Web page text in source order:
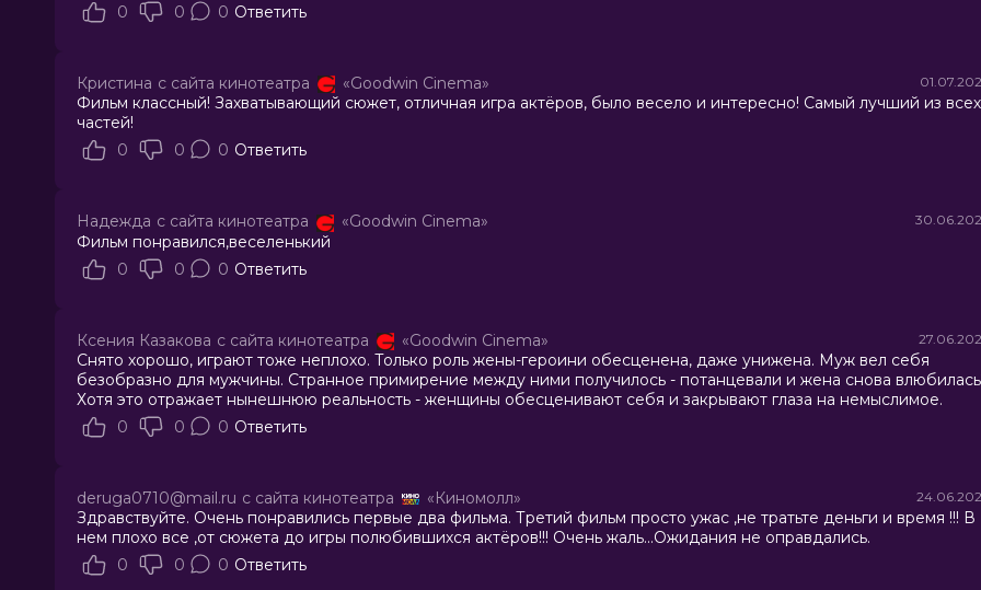
0
0 0 Ответить
Кристина с сайта кинотеатра «Goodwin Cinema»
Фильм классный! Захватывающий сюжет, отличная игра актёров, было весело и интересно! Самый лучший из всех
частей!
0
0 0 Ответить
Надежда с сайта кинотеатра «Goodwin Cinema»
Фильм понравился,веселенький
0
0 0 Ответить
Ксения Казакова с сайта кинотеатра «Goodwin Cinema»
Снято хорошо, играют тоже неплохо. Только роль жены-героини обесценена, даже унижена. Муж вел себя
безобразно для мужчины. Странное примирение между ними получилось - потанцевали и жена снова
Хотя это отражает нынешнюю реальность - женщины обесценивают себя и закрывают глаза на немыслимое.
0
0 0 Ответить
deruga0710@mail.ru с сайта кинотеатра «Киномолл»
Здравствуйте. Очень понравились первые два фильма. Третий фильм просто ужас ,не тратьте деньги и время !!! В
нем плохо все ,от сюжета до игры полюбившихся актёров!!! Очень жаль...Ожидания не оправдались.
0
0 0 Ответить